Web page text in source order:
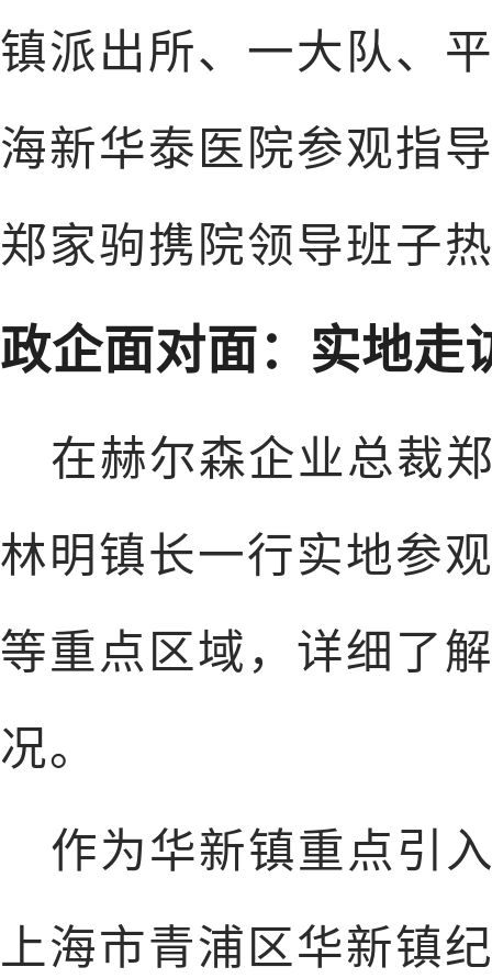
镇派出所、一大队、
海新华泰医院参观指
郑家驹携院领导班子
政企面对面：实地走
在赫尔森企业总裁
林明镇长一行实地参
等重点区域，详细了
况。
作为华新镇重点引
上海市青浦区华新镇